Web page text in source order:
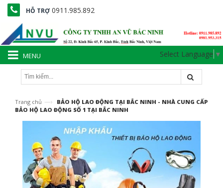
HỖ TRỢ 0911.985.892
MENU Select Language ▼
Trang chủ —›
BẢO HỘ LAO ĐỘNG TẠI BẮC NINH - NHÀ CUNG CẤP
BẢO HỘ LAO ĐỘNG SỐ 1 TẠI BẮC NINH